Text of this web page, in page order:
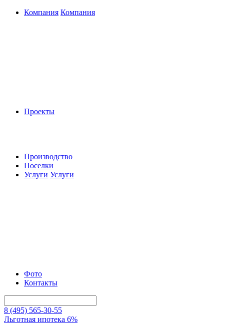
Компания Компания
Проекты
Производство
Поселки
Услуги Услуги
Фото
Контакты
8 (495) 565-30-55
Льготная ипотека 6%